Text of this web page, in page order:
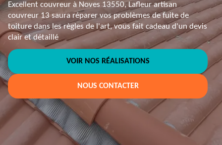
Excellent couvreur à Noves 13550, Lafleur artisan
couvreur 13 saura réparer vos problèmes de fuite de
toiture dans les règles de l'art, vous fait cadeau d'un devis
clair et détaillé
VOIR NOS RÉALISATIONS
NOUS CONTACTER